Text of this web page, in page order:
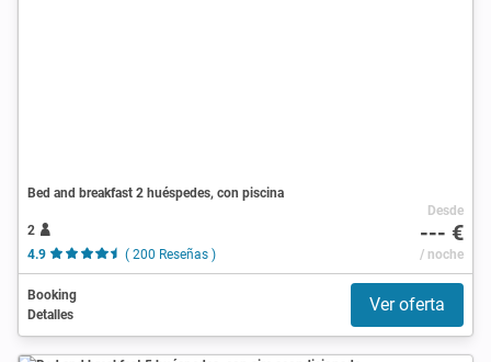
Bed and breakfast 2 huéspedes, con piscina
2
4.9
( 200 Reseñas )
Desde
--- €
/ noche
Booking
Detalles
Ver oferta